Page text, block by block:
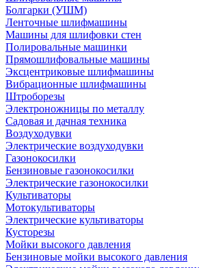
Болгарки (УШМ)
Ленточные шлифмашины
Машины для шлифовки стен
Полировальные машинки
Прямошлифовальные машины
Эксцентриковые шлифмашины
Вибрационные шлифмашины
Штроборезы
Электроножницы по металлу
Садовая и дачная техника
Воздуходувки
Электрические воздуходувки
Газонокосилки
Бензиновые газонокосилки
Электрические газонокосилки
Культиваторы
Мотокультиваторы
Электрические культиваторы
Кусторезы
Мойки высокого давления
Бензиновые мойки высокого давления